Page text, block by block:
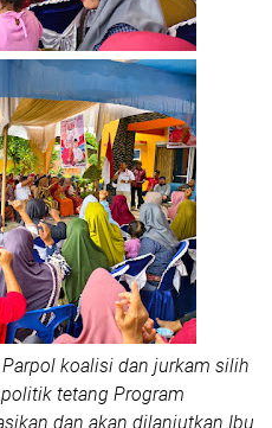
koalisi dan jurkam silih
tetang Program
dan akan dilanjutkan Ibu